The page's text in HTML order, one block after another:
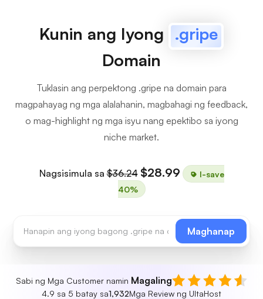
Kunin ang Iyong .gripe
Domain
Tuklasin ang perpektong .gripe na domain para
magpahayag ng mga alalahanin, magbahagi ng feedback,
o mag-highlight ng mga isyu nang epektibo sa iyong
niche market.
Nagsisimula sa$36.24 $28.99
I-save
40%
Maghanap
Sabi ng Mga Customer namin Magaling
4.9 sa 5 batay sa1,932Mga Review ng UltaHost